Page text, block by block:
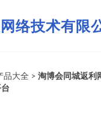
络技术有限
品大全 > 淘博会同城返利